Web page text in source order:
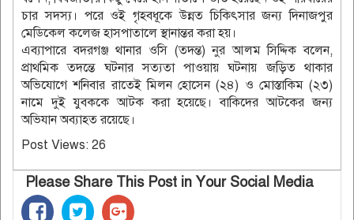
চার সদস্য। পরে ওই গৃহবধূকে উন্নত চিকিৎসার জন্য দিনাজপুর
মেডিকেল কলেজ হাসপাতালে স্থানান্তর করা হয়।
এব্যাপারে বদরগঞ্জ থানার ওসি (তদন্ত) নুর আলম সিদ্দিক বলেন,
প্রাথমিক তদন্তে ঘটনার সত্যতা পাওয়ায় ঘটনায় জড়িত থাকার
অভিযোগে শনিবার রাতেই মিলন হোসেন (২৪) ও মোস্তাকিম (২৩)
নামে দুই যুবককে আটক করা হয়েছে। বাকিদের আটকের জন্য
অভিযান অব্যাহত রয়েছে।
Post Views: 26
Please Share This Post in Your Social Media